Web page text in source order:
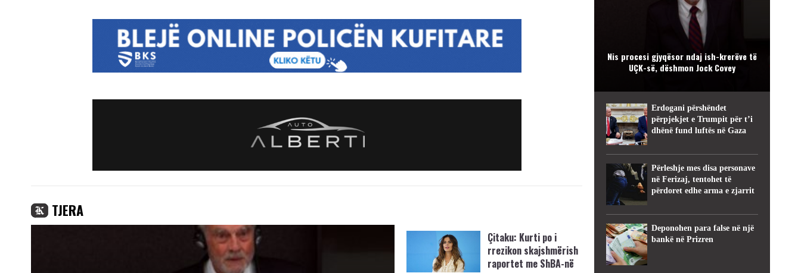
TJERA
Çitaku: Kurti po i
rrezikon skajshmërish
raportet me ShBA-në
Nis procesi gjyqësor ndaj ish-krerëve të
UÇK-së, dëshmon Jock Covey
Erdogani përshëndet
përpjekjet e Trumpit për t’i
dhënë fund luftës në Gaza
Përleshje mes disa personave
në Ferizaj, tentohet të
përdoret edhe arma e zjarrit
Deponohen para false në një
bankë në Prizren